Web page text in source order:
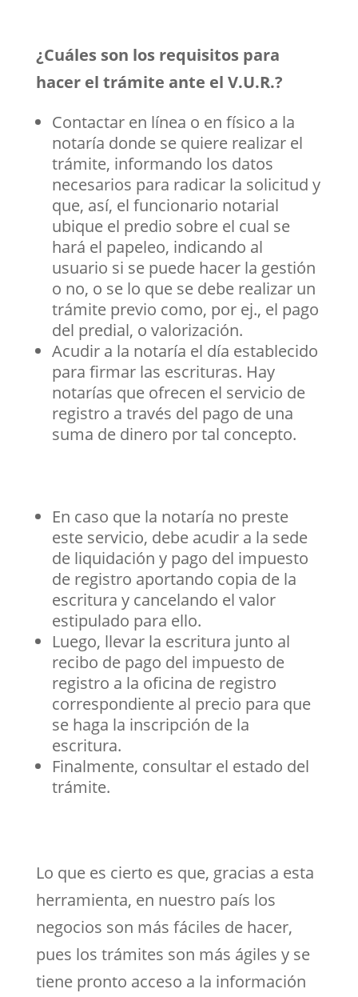
¿Cuáles son los requisitos para
hacer el trámite ante el V.U.R.?
Contactar en línea o en físico a la
notaría donde se quiere realizar el
trámite, informando los datos
necesarios para radicar la solicitud y
que, así, el funcionario notarial
ubique el predio sobre el cual se
hará el papeleo, indicando al
usuario si se puede hacer la gestión
o no, o se lo que se debe realizar un
trámite previo como, por ej., el pago
del predial, o valorización.
Acudir a la notaría el día establecido
para firmar las escrituras. Hay
notarías que ofrecen el servicio de
registro a través del pago de una
suma de dinero por tal concepto.
En caso que la notaría no preste
este servicio, debe acudir a la sede
de liquidación y pago del impuesto
de registro aportando copia de la
escritura y cancelando el valor
estipulado para ello.
Luego, llevar la escritura junto al
recibo de pago del impuesto de
registro a la oficina de registro
correspondiente al precio para que
se haga la inscripción de la
escritura.
Finalmente, consultar el estado del
trámite.
Lo que es cierto es que, gracias a esta
herramienta, en nuestro país los
negocios son más fáciles de hacer,
pues los trámites son más ágiles y se
tiene pronto acceso a la información